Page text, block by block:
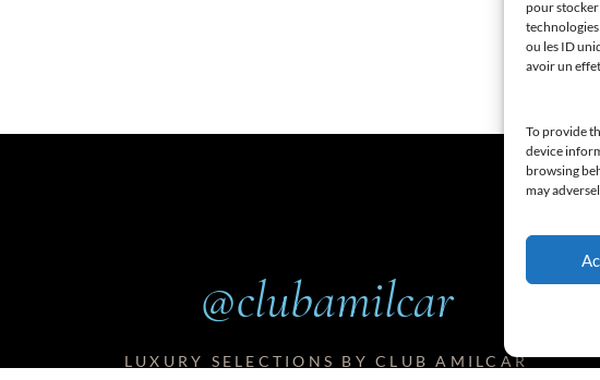
pour stocker
ou les ID
avoir un
To provide
device
browsing
may
@clubamilcar
LUXURY SELECTIONS BY CLUB AMILCAR